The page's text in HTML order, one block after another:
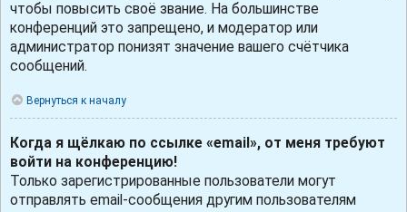
чтобы повысить своё звание. На большинстве
конференций это запрещено, и модератор или
администратор понизят значение вашего счётчика
сообщений.
Вернуться к началу
Когда я щёлкаю по ссылке «email», от меня требуют
войти на конференцию!
Только зарегистрированные пользователи могут
отправлять email-сообщения другим пользователям